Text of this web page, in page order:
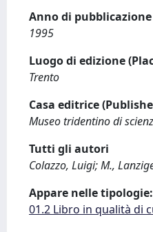
Anno di
1995
Luogo di edizione
Trento
Casa editrice
Museo tridentino di
Tutti gli autori
Colazzo, Luigi; M.,
Appare nelle tipologie:
01.2 Libro in qualità di